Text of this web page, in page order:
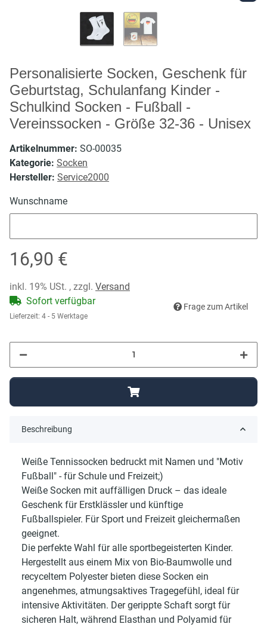
Personalisierte Socken, Geschenk für
Geburtstag, Schulanfang Kinder -
Schulkind Socken - Fußball -
Vereinssocken - Größe 32-36 - Unisex
Artikelnummer: SO-00035
Kategorie: Socken
Hersteller: Service2000
Wunschname
16,90 €
inkl. 19% USt. , zzgl. Versand
Sofort verfügbar
Lieferzeit: 4 - 5 Werktage
Frage zum Artikel
Beschreibung
Weiße Tennissocken bedruckt mit Namen und "Motiv
Fußball" - für Schule und Freizeit;)
Weiße Socken mit auffälligen Druck – das ideale
Geschenk für Erstklässler und künftige
Fußballspieler. Für Sport und Freizeit gleichermaßen
geeignet.
Die perfekte Wahl für alle sportbegeisterten Kinder.
Hergestellt aus einem Mix von Bio-Baumwolle und
recyceltem Polyester bieten diese Socken ein
angenehmes, atmungsaktives Tragegefühl, ideal für
intensive Aktivitäten. Der gerippte Schaft sorgt für
sicheren Halt, während Elasthan und Polyamid für